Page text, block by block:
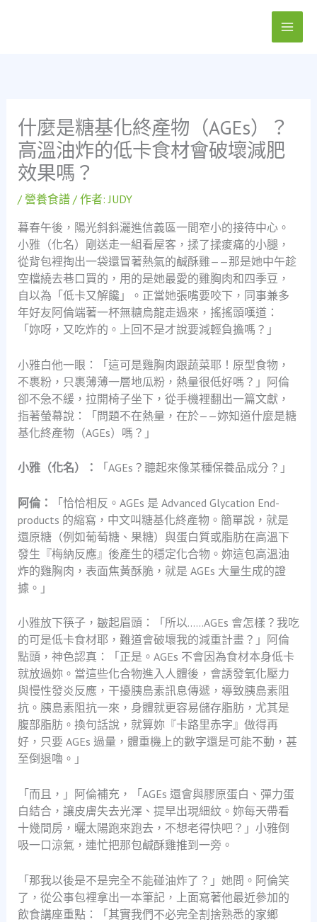
什麼是糖基化終產物（AGEs）？
高溫油炸的低卡食材會破壞減肥
效果嗎？
/ 營養食譜/ 作者:JUDY
暮春午後，陽光斜斜灑進信義區一間窄小的接待中心。
小雅（化名）剛送走一組看屋客，揉了揉痠痛的小腿，
從背包裡掏出一袋還冒著熱氣的鹹酥雞——那是她中午趁
空檔繞去巷口買的，用的是她最愛的雞胸肉和四季豆，
自以為「低卡又解饞」。正當她張嘴要咬下，同事兼多
年好友阿倫端著一杯無糖烏龍走過來，搖搖頭嘆道：
「妳呀，又吃炸的。上回不是才說要減輕負擔嗎？」
小雅白他一眼：「這可是雞胸肉跟蔬菜耶！原型食物，
不裹粉，只裹薄薄一層地瓜粉，熱量很低好嗎？」阿倫
卻不急不緩，拉開椅子坐下，從手機裡翻出一篇文獻，
指著螢幕說：「問題不在熱量，在於——妳知道什麼是糖
基化終產物（AGEs）嗎？」
小雅（化名）： 「AGEs？聽起來像某種保養品成分？」
阿倫：
「恰恰相反。AGEs 是 Advanced Glycation End-
products 的縮寫，中文叫糖基化終產物。簡單說，就是
還原糖（例如葡萄糖、果糖）與蛋白質或脂肪在高溫下
發生『梅納反應』後產生的穩定化合物。妳這包高溫油
炸的雞胸肉，表面焦黃酥脆，就是 AGEs 大量生成的證
據。」
小雅放下筷子，皺起眉頭：「所以……AGEs 會怎樣？我吃
的可是低卡食材耶，難道會破壞我的減重計畫？」阿倫
點頭，神色認真：「正是。AGEs 不會因為食材本身低卡
就放過妳。當這些化合物進入人體後，會誘發氧化壓力
與慢性發炎反應，干擾胰島素訊息傳遞，導致胰島素阻
抗。胰島素阻抗一來，身體就更容易儲存脂肪，尤其是
腹部脂肪。換句話說，就算妳『卡路里赤字』做得再
好，只要 AGEs 過量，體重機上的數字還是可能不動，甚
至倒退嚕。」
「而且，」阿倫補充，「AGEs 還會與膠原蛋白、彈力蛋
白結合，讓皮膚失去光澤、提早出現細紋。妳每天帶看
十幾間房，曬太陽跑來跑去，不想老得快吧？」小雅倒
吸一口涼氣，連忙把那包鹹酥雞推到一旁。
「那我以後是不是完全不能碰油炸了？」她問。阿倫笑
了，從公事包裡拿出一本筆記，上面寫著他最近參加的
飲食講座重點：「其實我們不必完全割捨熟悉的家鄉